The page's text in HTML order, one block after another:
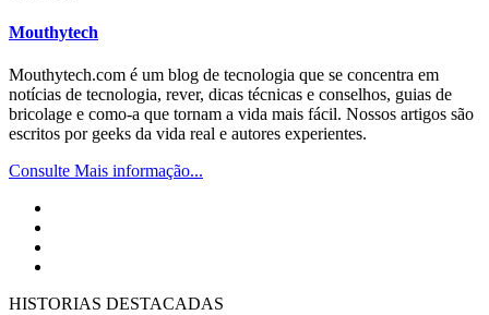
Mouthytech
Mouthytech.com é um blog de tecnologia que se concentra em
notícias de tecnologia, rever, dicas técnicas e conselhos, guias de
bricolage e como-a que tornam a vida mais fácil. Nossos artigos são
escritos por geeks da vida real e autores experientes.
Consulte Mais informação...
HISTORIAS DESTACADAS